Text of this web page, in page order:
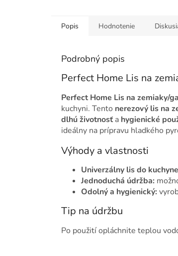
Popis Hodnotenie
Podrobný popis
Perfect Home Lis na
Perfect Home Lis na zemiaky/
kuchyni. Tento nerezový lis na
dlhú životnosť a hygienické
ideálny na prípravu hladkého
Výhody a vlastnosti
Univerzálny lis do
Jednoduchá údržba:
Odolný a hygienický:
Tip na údržbu
Po použití opláchnite teplou